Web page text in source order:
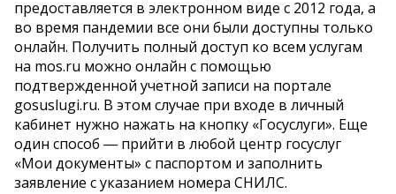
предоставляется в электронном виде с 2012 года, а
во время пандемии все они были доступны только
онлайн. Получить полный доступ ко всем услугам
на mos.ru можно онлайн с помощью
подтвержденной учетной записи на портале
gosuslugi.ru. В этом случае при входе в личный
кабинет нужно нажать на кнопку «Госуслуги». Еще
один способ ― прийти в любой центр госуслуг
«Мои документы» с паспортом и заполнить
заявление с указанием номера СНИЛС.